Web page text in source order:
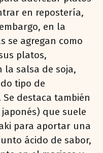
en repostería,
en la
se agregan como
platos,
la salsa de soja,
tipo de
destaca también
que suele
para aportar una
ácido de sabor,